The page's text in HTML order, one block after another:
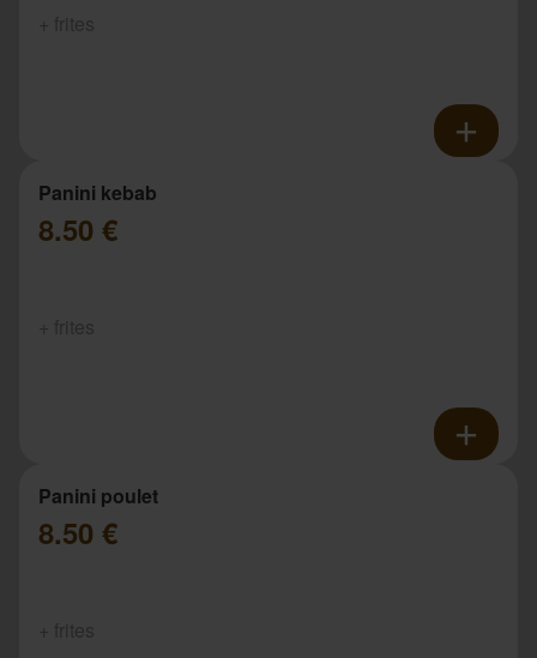
Panini kebab
8.50 €
Panini poulet
8.50 €